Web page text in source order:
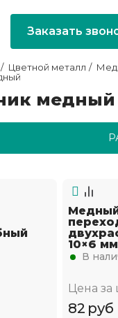
Заказать
Цветной металл
медный
10×6 мм
В
Цена за
82 руб